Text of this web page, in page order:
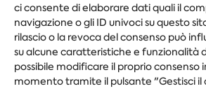
ci consente di elaborare dati quali il
navigazione o gli ID univoci su questo
rilascio o la revoca del consenso può
su alcune caratteristiche e funzionalità
possibile modificare il proprio consenso
momento tramite il pulsante "Gestisci il
Fai la tua